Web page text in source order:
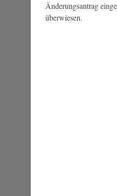
Änderungsantrag
überwiesen.